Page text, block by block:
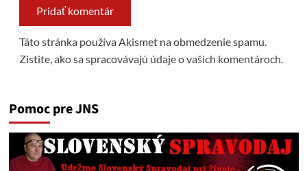
Táto stránka používa Akismet na obmedzenie spamu.
Zistite, ako sa spracovávajú údaje o vašich komentároch.
Pomoc pre JNS